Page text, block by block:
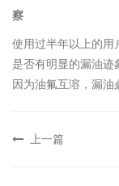
察
使用过半年以上的用
是否有明显的漏油迹
因为油氟互溶，漏油
上一篇